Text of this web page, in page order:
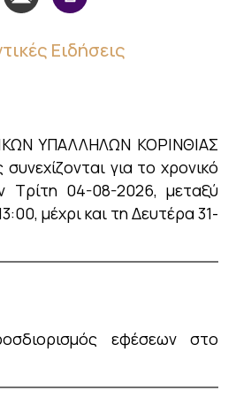
Ειδήσεις
ΥΠΑΛΛΗΛΩΝ ΚΟΡΙΝΘΙΑΣ
συνεχίζονται για το χρονικό
Τρίτη 04-08-2026, μεταξύ
μέχρι και τη Δευτέρα 31-
εφέσεων στο